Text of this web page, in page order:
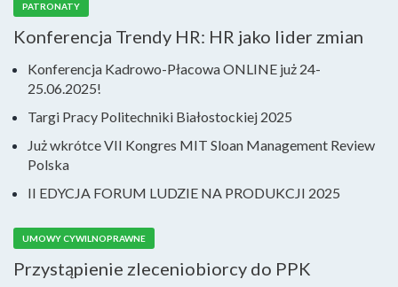
PATRONATY
Konferencja Trendy HR: HR jako lider zmian
Konferencja Kadrowo-Płacowa ONLINE już 24-
25.06.2025!
Targi Pracy Politechniki Białostockiej 2025
Już wkrótce VII Kongres MIT Sloan Management Review
Polska
II EDYCJA FORUM LUDZIE NA PRODUKCJI 2025
UMOWY CYWILNOPRAWNE
Przystąpienie zleceniobiorcy do PPK